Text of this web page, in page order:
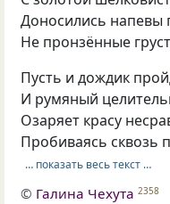
Доносились напевы
Не пронзённые
Пусть и дождик
И румяный
Озаряет красу
Пробиваясь сквозь
… показать весь текст …
© Галина Чехута 2358